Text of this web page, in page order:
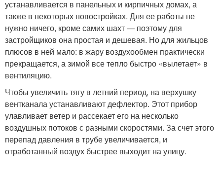
устанавливается в панельных и кирпичных домах, а
также в некоторых новостройках. Для ее работы не
нужно ничего, кроме самих шахт — поэтому для
застройщиков она простая и дешевая. Но для жильцов
плюсов в ней мало: в жару воздухообмен практически
прекращается, а зимой все тепло быстро «вылетает» в
вентиляцию.
Чтобы увеличить тягу в летний период, на верхушку
вентканала устанавливают дефлектор. Этот прибор
улавливает ветер и рассекает его на несколько
воздушных потоков с разными скоростями. За счет этого
перепад давления в трубе увеличивается, и
отработанный воздух быстрее выходит на улицу.